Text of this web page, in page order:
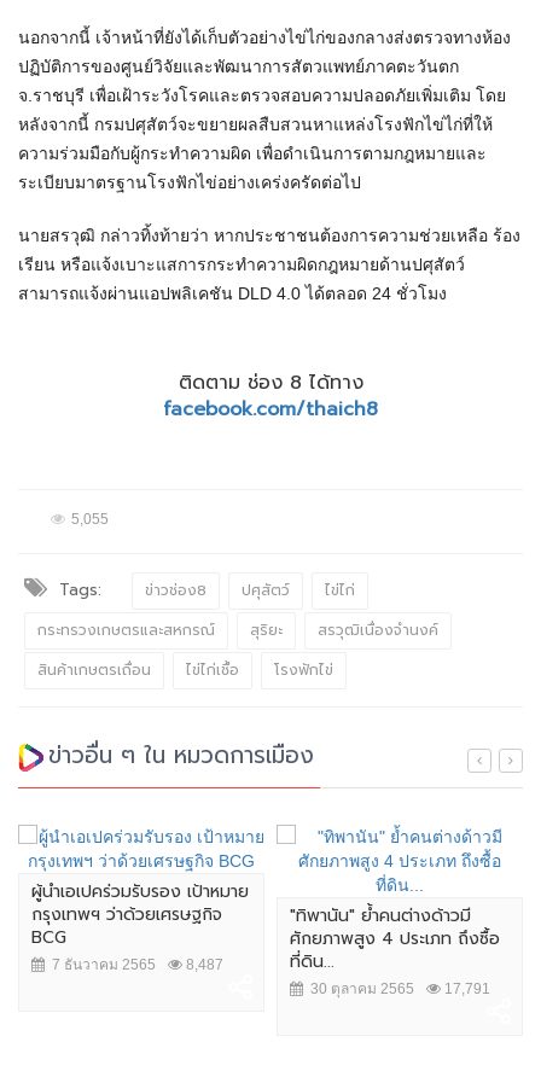
​นอกจากนี้ เจ้าหน้าที่ยังได้เก็บตัวอย่างไข่ไก่ของกลางส่งตรวจทางห้อง
ปฏิบัติการของศูนย์วิจัยและพัฒนาการสัตวแพทย์ภาคตะวันตก
จ.ราชบุรี เพื่อเฝ้าระวังโรคและตรวจสอบความปลอดภัยเพิ่มเติม โดย
หลังจากนี้ กรมปศุสัตว์จะขยายผลสืบสวนหาแหล่งโรงฟักไข่ไก่ที่ให้
ความร่วมมือกับผู้กระทำความผิด เพื่อดำเนินการตามกฎหมายและ
ระเบียบมาตรฐานโรงฟักไข่อย่างเคร่งครัดต่อไป
​นายสรวุฒิ กล่าวทิ้งท้ายว่า หากประชาชนต้องการความช่วยเหลือ ร้อง
เรียน หรือแจ้งเบาะแสการกระทำความผิดกฎหมายด้านปศุสัตว์
สามารถแจ้งผ่านแอปพลิเคชัน DLD 4.0 ได้ตลอด​ 24 ชั่วโมง
ติดตาม ช่อง 8 ได้ทาง
facebook.com/thaich8
5,055
Tags: ข่าวช่อง8 ปศุสัตว์
ไข่ไก่
กระทรวงเกษตรและสหกรณ์
สุริยะ
สรวุฒิเนื่องจำนงค์
สินค้าเกษตรเถื่อน
ไข่ไก่เชื้อ โรงฟักไข่
ข่าวอื่น ๆ ใน หมวดการเมือง
ผู้นำเอเปคร่วมรับรอง เป้าหมาย
กรุงเทพฯ ว่าด้วยเศรษฐกิจ
BCG
7 ธันวาคม 2565 8,487
"ทิพานัน" ย้ำคนต่างด้าวมี
ศักยภาพสูง 4 ประเภท ถึงซื้อ
ที่ดิน...
30 ตุลาคม 2565 17,791